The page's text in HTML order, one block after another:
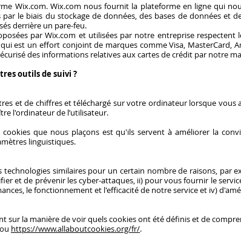
Wix.com. Wix.com nous fournit la plateforme en ligne qui
le biais du stockage de données, des bases de données et
derrière un pare-feu.
par Wix.com et utilisées par notre entreprise respectent
est un effort conjoint de marques comme Visa, MasterCard,
des informations relatives aux cartes de crédit par notre
outils de suivi ?
et de chiffres et téléchargé sur votre ordinateur lorsque vous
l'ordinateur de l’utilisateur.
que nous plaçons est qu'ils servent à améliorer la
linguistiques.
similaires pour un certain nombre de raisons, par
et de prévenir les cyber-attaques, ii) pour vous fournir le
le fonctionnement et l'efficacité de notre service et iv)
sur la manière de voir quels cookies ont été définis et de
ou https://www.allaboutcookies.org/fr/.